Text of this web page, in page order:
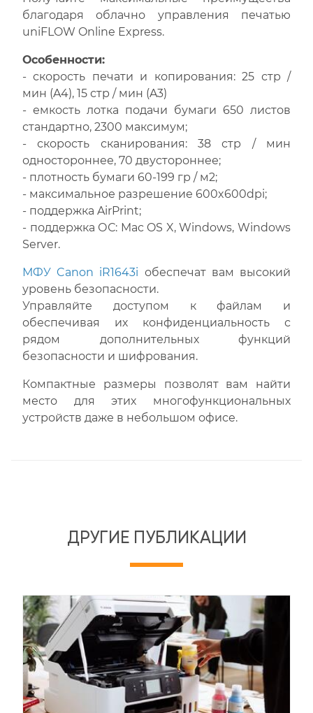
благодаря облачно управления печатью
uniFLOW Online Express.
Особенности:
- скорость печати и копирования: 25 стр /
мин (A4), 15 стр / мин (A3)
- емкость лотка подачи бумаги 650 листов
стандартно, 2300 максимум;
- скорость сканирования: 38 стр / мин
одностороннее, 70 двустороннее;
- плотность бумаги 60-199 гр / м2;
- максимальное разрешение 600x600dpi;
- поддержка AirPrint;
- поддержка ОС: Mac OS X, Windows, Windows
Server.
МФУ Canon iR1643i обеспечат вам высокий
уровень безопасности.
Управляйте доступом к файлам и
обеспечивая их конфиденциальность с
рядом дополнительных функций
безопасности и шифрования.
Компактные размеры позволят вам найти
место для этих многофункциональных
устройств даже в небольшом офисе.
ДРУГИЕ ПУБЛИКАЦИИ